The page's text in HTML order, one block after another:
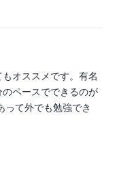
オススメです。有名
ペースでできるのが
って外でも勉強でき